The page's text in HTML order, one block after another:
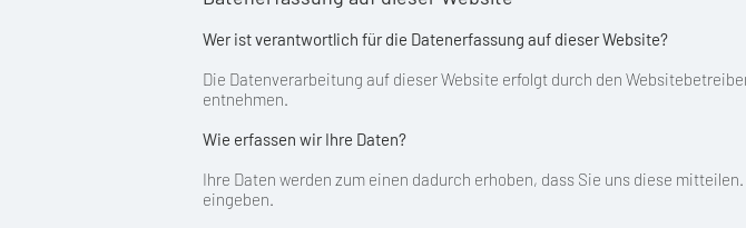
Wer ist verantwortlich für die Datenerfassung auf dieser Website?
Die Datenverarbeitung auf dieser Website erfolgt durch den
entnehmen.
Wie erfassen wir Ihre Daten?
Ihre Daten werden zum einen dadurch erhoben, dass Sie uns diese
eingeben.